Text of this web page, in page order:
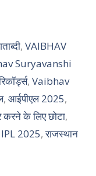
,VAIBHAV
Suryavanshi
, Vaibhav
, आईपीएल 2025,
करने के लिए छोटा,
IPL 2025,राजस्थान